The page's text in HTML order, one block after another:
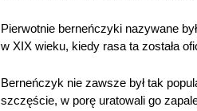
Pierwotnie berneńczyki nazywane
w XIX wieku, kiedy rasa ta została
Berneńczyk nie zawsze był tak
szczęście, w porę uratowali go